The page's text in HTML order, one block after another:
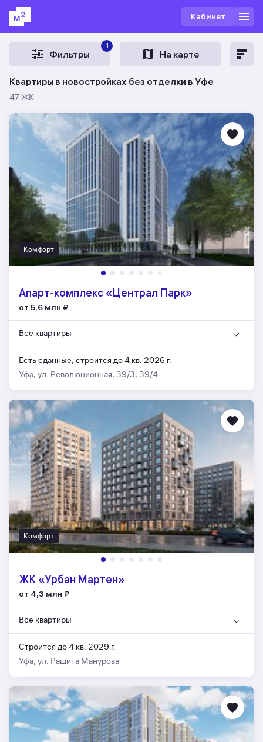
Кабинет
Фильтры
1
На карте
Квартиры в новостройках без отделки в Уфе
47 ЖК
Комфорт
Апарт-комплекс «Централ Парк»
от 5,6 млн ₽
Все квартиры
Есть сданные, строится до 4 кв. 2026 г.
Уфа, ул. Революционная, 39/3, 39/4
Комфорт
ЖК «Урбан Мартен»
от 4,3 млн ₽
Все квартиры
Строится до 4 кв. 2029 г.
Уфа, ул. Рашита Манурова